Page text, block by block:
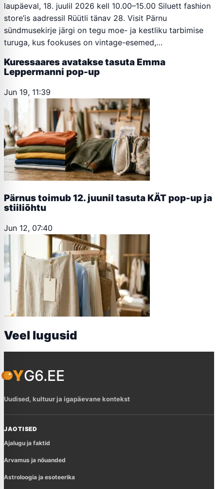
laupäeval, 18. juulil 2026 kell 10.00–15.00 Siluett fashion
store’is aadressil Rüütli tänav 28. Visit Pärnu
sündmusekirje järgi on tegu moe- ja kestliku tarbimise
turuga, kus fookuses on vintage-esemed,…
Kuressaares avatakse tasuta Emma
Leppermanni pop-up
Jun 19, 11:39
Pärnus toimub 12. juunil tasuta KÄT pop-up ja
stiiliõhtu
Jun 12, 07:40
Veel lugusid
YG6.EE
Uudised, kultuur ja igapäevane kontekst
JAOTISED
Ajalugu ja faktid
Arvamus ja nõuanded
Astroloogia ja esoteerika